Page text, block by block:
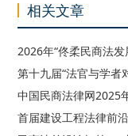
相关文章
2026年“佟柔民商法
第十九届“法官与学者
中国民商法律网2025
首届建设工程法律前